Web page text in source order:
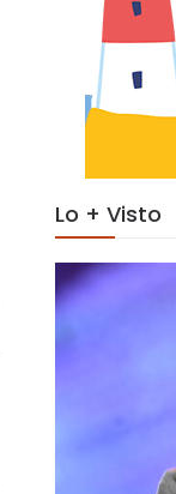
Lo + Visto